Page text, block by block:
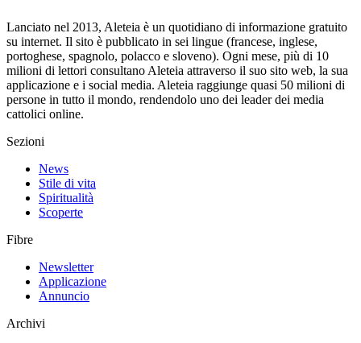
Lanciato nel 2013, Aleteia è un quotidiano di informazione gratuito
su internet. Il sito è pubblicato in sei lingue (francese, inglese,
portoghese, spagnolo, polacco e sloveno). Ogni mese, più di 10
milioni di lettori consultano Aleteia attraverso il suo sito web, la sua
applicazione e i social media. Aleteia raggiunge quasi 50 milioni di
persone in tutto il mondo, rendendolo uno dei leader dei media
cattolici online.
Sezioni
News
Stile di vita
Spiritualità
Scoperte
Fibre
Newsletter
Applicazione
Annuncio
Archivi